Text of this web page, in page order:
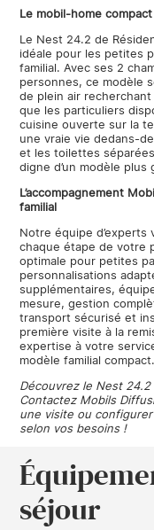
Le mobil-home
Le Nest 24.2 de
idéale pour les petites
familial. Avec ses 2
personnes, ce modèle
de plein air
que les particuliers
cuisine ouverte sur la
une vraie vie dedans-
et les toilettes
digne d’un modèle plus
L’accompagnement
familial
Notre équipe d’experts
chaque étape de votre
optimale pour petites
personnalisations
supplémentaires,
mesure, gestion
transport sécurisé et
première visite à la
expertise à votre
modèle familial compact.
Découvrez le Nest
Contactez Mobils
une visite ou
selon vos besoins !
séjour